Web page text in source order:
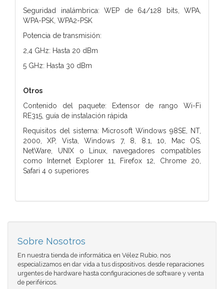
Seguridad inalámbrica: WEP de 64/128 bits, WPA,
WPA-PSK, WPA2-PSK
Potencia de transmisión:
2,4 GHz: Hasta 20 dBm
5 GHz: Hasta 30 dBm
Otros
Contenido del paquete: Extensor de rango Wi-Fi
RE315, guía de instalación rápida
Requisitos del sistema: Microsoft Windows 98SE, NT,
2000, XP, Vista, Windows 7, 8, 8.1, 10, Mac OS,
NetWare, UNIX o Linux, navegadores compatibles
como Internet Explorer 11, Firefox 12, Chrome 20,
Safari 4 o superiores
Sobre Nosotros
En nuestra tienda de informática en Vélez Rubio, nos
especializamos en dar vida a tus dispositivos. desde reparaciones
urgentes de hardware hasta configuraciones de software y venta
de periféricos.